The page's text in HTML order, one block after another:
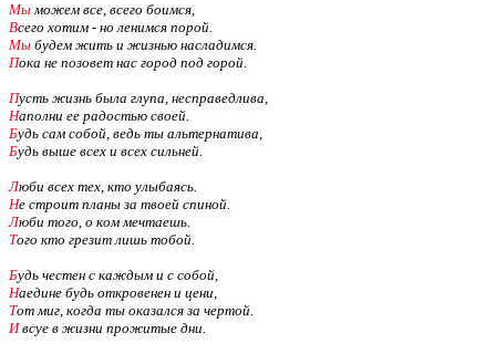
Мыможем все, всего боимся,
Всего хотим - но ленимся порой.
Мы будем жить и жизнью насладимся.
Пока не позовет нас город под горой.
Пусть жизнь была глупа, несправедлива,
Наполни ее радостью своей.
Будь сам собой, ведь ты альтернатива,
Будь выше всех и всех сильней.
Люби всех тех, кто улыбаясь.
Не строит планы за твоей спиной.
Люби того, о ком мечтаешь.
Того кто грезит лишь тобой.
Будь честен с каждым и с собой,
Наедине будь откровенен и цени,
Тот миг, когда ты оказался за чертой.
Ивсуе в жизни прожитые дни.